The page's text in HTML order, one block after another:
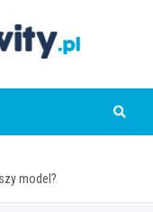
model?